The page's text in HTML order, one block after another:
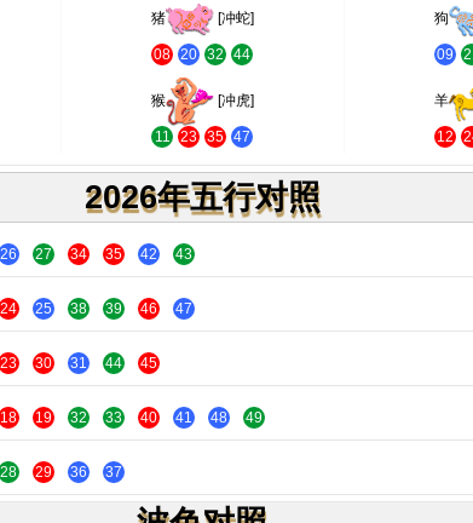
猪 [冲蛇]
08 20 32 44
狗
09
猴 [冲虎]
11 23 35 47
羊
12
2026年五行对照
26 27 34 35 42 43
24 25 38 39 46 47
23 30 31 44 45
18 19 32 33 40 41 48 49
28 29 36 37